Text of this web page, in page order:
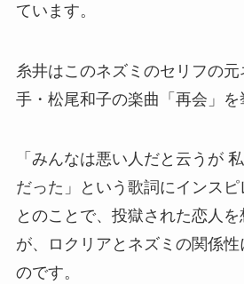
ています。
糸井はこのネズミのセリフの
手・松尾和子の楽曲「再会」を
「みんなは悪い人だと云うが
だった」という歌詞にインス
とのことで、投獄された恋人を
が、ロクリアとネズミの関係
のです。